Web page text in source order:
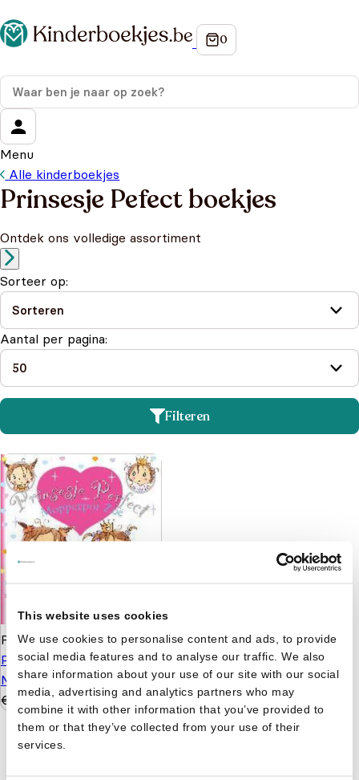
This website uses cookies
We use cookies to personalise content and ads, to provide
social media features and to analyse our traffic. We also
share information about your use of our site with our social
media, advertising and analytics partners who may
combine it with other information that you’ve provided to
them or that they’ve collected from your use of their
services.
Menu
Alle kinderboekjes
Prinsesje Pefect boekjes
Ontdek ons volledige assortiment
Sorteer op:
Aantal per pagina:
Filteren
Fabienne Blanchut
Prinsesje Perfect -
Mopperpot Zoë
€
6,99